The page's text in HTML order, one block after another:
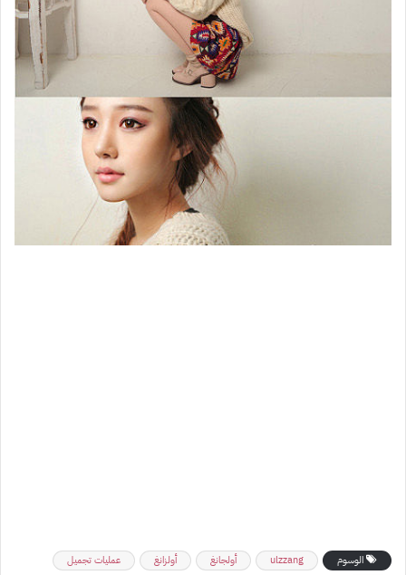
الوسوم ulzzang أولجانغ أولزانغ
عمليات تجميل